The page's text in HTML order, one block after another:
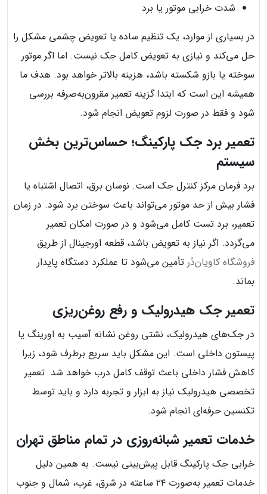
شدت خرابی موتور یا برد
در بسیاری از موارد، یک تنظیم ساده یا تعویض چشمی مشکل را
حل می‌کند و نیازی به تعویض کامل جک نیست. اما اگر موتور
سوخته یا بازو شکسته باشد، هزینه بالاتر خواهد بود. هدف ما
همیشه این است که ابتدا گزینه تعمیر مقرون‌به‌صرفه بررسی
شود و فقط در صورت لزوم تعویض انجام شود.
تعمیر برد جک پارکینگ؛ حساس‌ترین بخش
سیستم
برد فرمان مرکز کنترل جک است. نوسان برق، اتصال اشتباه یا
فشار بیش از حد موتور می‌تواند باعث سوختن برد شود. در زمان
تعمیر، برد تست کامل می‌شود و در صورت امکان تعمیر
می‌گردد. اگر نیاز به تعویض باشد، قطعه اورجینال از طریق
فروشگاه کاویان‌دُر تأمین می‌شود تا عملکرد دستگاه پایدار
بماند.
تعمیر جک هیدرولیک و رفع روغن‌ریزی
در جک‌های هیدرولیک، نشتی روغن نشانه آسیب به اورینگ یا
پیستون داخلی است. این مشکل باید سریع برطرف شود، زیرا
کاهش فشار داخلی باعث توقف کامل درب خواهد شد. تعمیر
تخصصی هیدرولیک نیاز به ابزار و تجربه دارد و باید توسط
تکنسین حرفه‌ای انجام شود.
خدمات تعمیر شبانه‌روزی در تمام مناطق تهران
خرابی جک پارکینگ قابل پیش‌بینی نیست. به همین دلیل
خدمات تعمیر به‌صورت ۲۴ ساعته در شرق، غرب، شمال و جنوب